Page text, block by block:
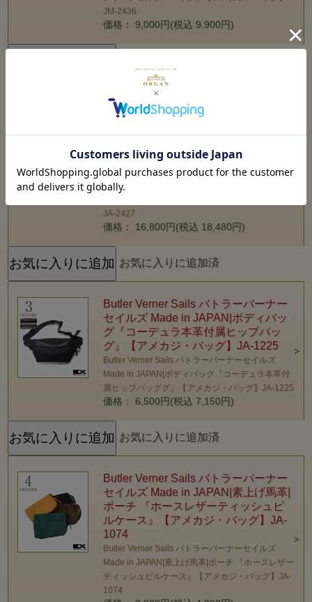
JM-2436
価格： 9,000円(税込 9,900円)
Butler Verner Sails バトラーバーナー
セイルズ Made in JAPAN|ショルダー
2427
Butler Verner Sails バトラーバーナーセイルズ
Made in JAPAN|ショルダーバッグ『馬革スクエア
JA-2427
価格： 16,800円(税込 18,480円)
お気に入りに追加済
Butler Verner Sails バトラーバーナー
セイルズ Made in JAPAN|ボディバッ
グ『コーデュラ本革付属ヒップバッ
グ』【アメカジ・バッグ】JA-1225
Butler Verner Sails バトラーバーナーセイルズ
Made in JAPAN|ボディバッグ『コーデュラ本革付
属ヒップバッググ』【アメカジ・バッグ】JA-1225
価格： 6,500円(税込 7,150円)
お気に入りに追加済
Butler Verner Sails バトラーバーナー
セイルズ Made in JAPAN|素上げ馬革|
ポーチ 『ホースレザーティッシュピ
ルケース』【アメカジ・バッグ】JA-
1074
Butler Verner Sails バトラーバーナーセイルズ
Made in JAPAN|素上げ馬革|ポーチ 『ホースレザー
ティッシュピルケース』【アメカジ・バッグ】JA-
1074